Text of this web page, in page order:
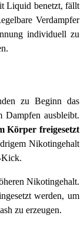
Liquid benetzt, fällt
Verdampfer
individuell zu
zu Beginn das
Dampfen ausbleibt.
Körper freigesetzt
Nikotingehalt
Kick.
Nikotingehalt.
werden, um
zu erzeugen.